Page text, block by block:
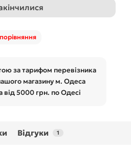
за тарифом перевізника
магазину м. Одеса
від 5000 грн. по Одесі
Відгуки 1